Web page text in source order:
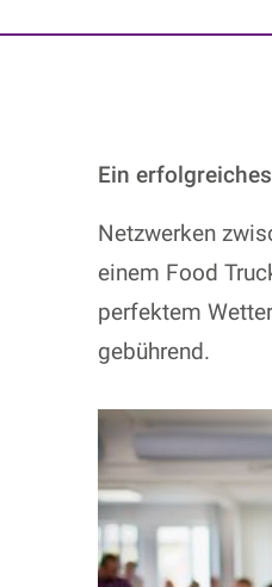
Ein
Netzwerken
einem Food
perfektem
gebührend.